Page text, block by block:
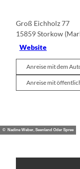
Groß Eichholz 77
15859Storkow
Website
Anreise mit dem
Anreise mit
© Nadine Weber, Seenland Oder Spree